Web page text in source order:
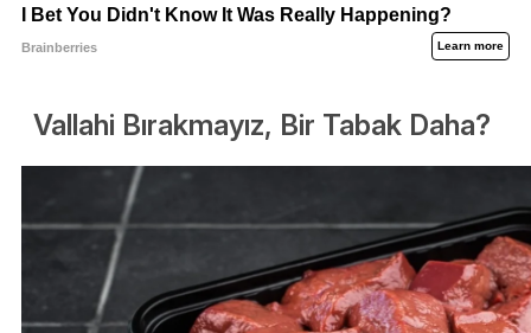
Vallahi Bırakmayız, Bir Tabak Daha?